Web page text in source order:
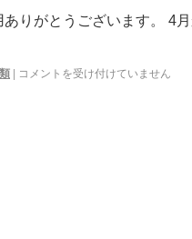
ありがとうございます。 4
| コメントを受け付けていません